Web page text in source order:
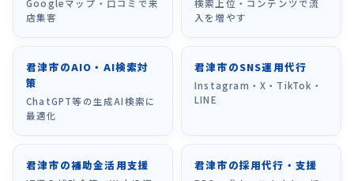
Googleマップ・口コミで来
店集客
検索上位・コンテンツで流
入を増やす
君津市のAIO・AI検索対
策
ChatGPT等の生成AI検索に
最適化
君津市のSNS運用代行
Instagram・X・TikTok・
LINE
君津市の補助金活用支援 君津市の採用代行・支援